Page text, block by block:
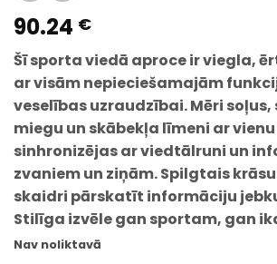
90.24 €
Šī sporta viedā aproce ir viegla,
ar visām nepieciešamajām
veselības uzraudzībai. Mēri
miegu un skābekļa līmeni ar
sinhronizējas ar viedtālruni un
zvaniem un ziņām. Spilgtais
skaidri pārskatīt informāciju
Stilīga izvēle gan sportam, gan
Nav noliktavā